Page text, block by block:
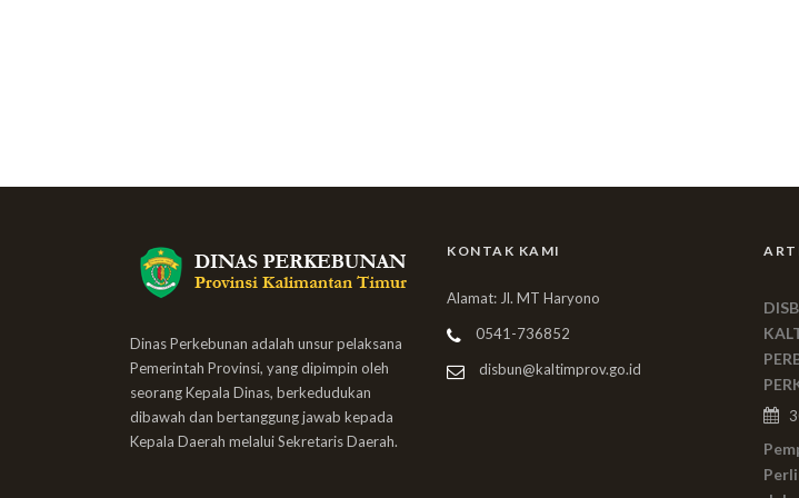
Dinas Perkebunan adalah unsur pelaksana
Pemerintah Provinsi, yang dipimpin oleh
seorang Kepala Dinas, berkedudukan
dibawah dan bertanggung jawab kepada
Kepala Daerah melalui Sekretaris Daerah.
KONTAK KAMI
Alamat: Jl. MT Haryono
0541-736852
disbun@kaltimprov.go.id